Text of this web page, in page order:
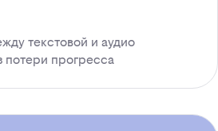
текстовой и аудио
потери прогресса